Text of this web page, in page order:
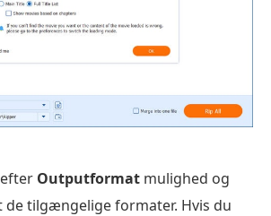
Outputformat mulighed og
tilgængelige formater. Hvis du